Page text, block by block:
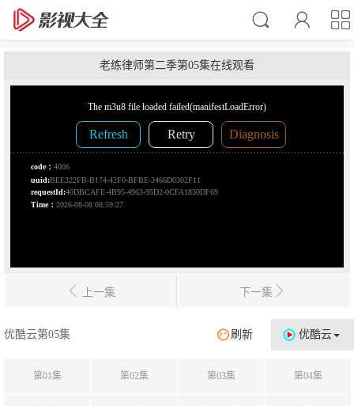
老练律师第二季第05集在线观看
上一集 下一集
优酷云
刷新
优酷云第05集
第01集 第02集 第03集 第04集